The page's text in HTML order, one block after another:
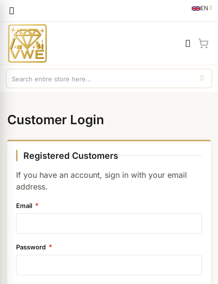
Language
EN
English
My
Christmas Time anzeigen
Customer Login
Registered Customers
If you have an account, sign in with your email
address.
Email
Password